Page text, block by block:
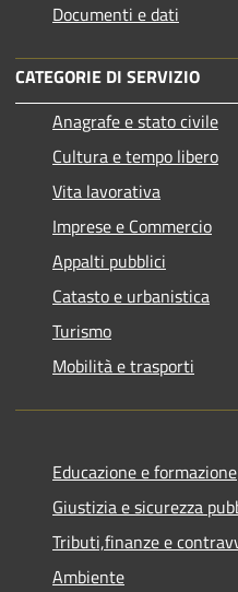
Documenti e dati
CATEGORIE DI SERVIZIO
Anagrafe e stato civile
Cultura e tempo libero
Vita lavorativa
Imprese e Commercio
Appalti pubblici
Catasto e urbanistica
Turismo
Mobilità e trasporti
Educazione e formazione
Giustizia e sicurezza
Tributi,finanze e
Ambiente